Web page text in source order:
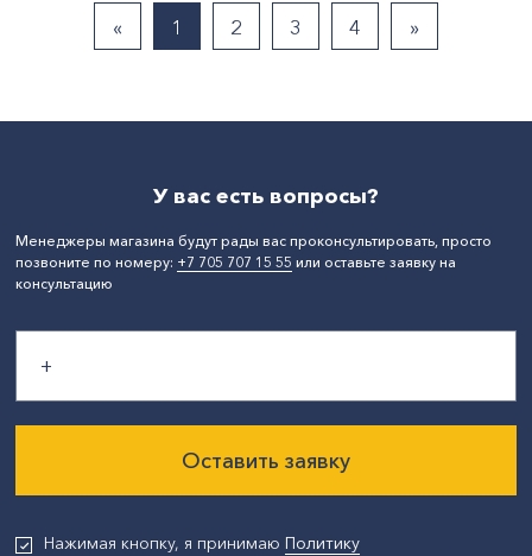
« 1 2 3 4 »
У вас есть вопросы?
Менеджеры магазина будут рады вас проконсультировать, просто
позвоните по номеру: +7 705 707 15 55 или оставьте заявку на
консультацию
Оставить заявку
Нажимая кнопку, я принимаю Политику